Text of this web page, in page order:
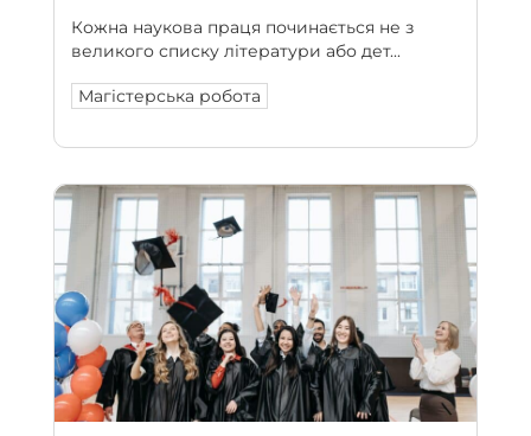
Кожна наукова праця починається не з
великого списку літератури або дет...
Магістерська робота